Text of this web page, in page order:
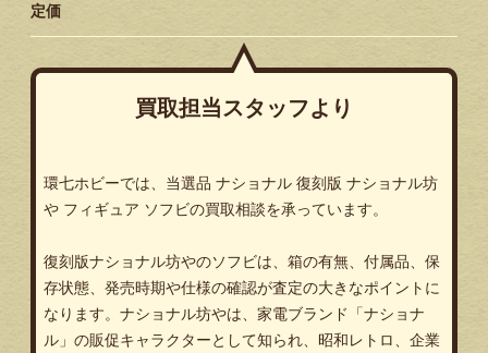
定価
買取担当スタッフより
環七ホビーでは、当選品 ナショナル 復刻版 ナショナル坊
や フィギュア ソフビの買取相談を承っています。
復刻版ナショナル坊やのソフビは、箱の有無、付属品、保
存状態、発売時期や仕様の確認が査定の大きなポイントに
なります。ナショナル坊やは、家電ブランド「ナショナ
ル」の販促キャラクターとして知られ、昭和レトロ、企業